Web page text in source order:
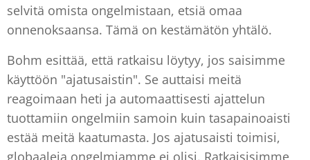
selvitä omista ongelmistaan, etsiä omaa
onnenoksaansa. Tämä on kestämätön yhtälö.
Bohm esittää, että ratkaisu löytyy, jos saisimme
käyttöön "ajatusaistin". Se auttaisi meitä
reagoimaan heti ja automaattisesti ajattelun
tuottamiin ongelmiin samoin kuin tasapainoaisti
estää meitä kaatumasta. Jos ajatusaisti toimisi,
globaaleja ongelmiamme ei olisi. Ratkaisisimme